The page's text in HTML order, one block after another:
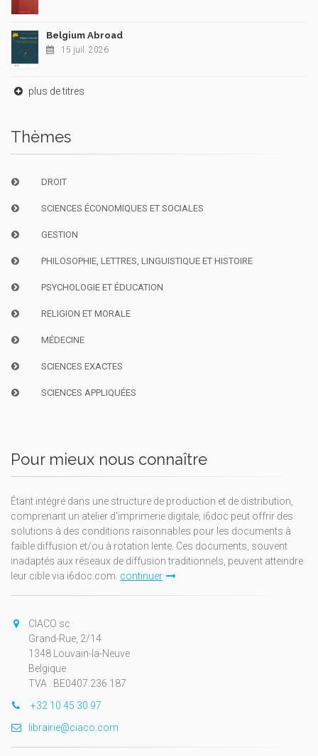
Belgium Abroad
15 juil. 2026
plus de titres
Thèmes
DROIT
SCIENCES ÉCONOMIQUES ET SOCIALES
GESTION
PHILOSOPHIE, LETTRES, LINGUISTIQUE ET HISTOIRE
PSYCHOLOGIE ET ÉDUCATION
RELIGION ET MORALE
MÉDECINE
SCIENCES EXACTES
SCIENCES APPLIQUÉES
Pour mieux nous connaître
Étant intégré dans une structure de production et de distribution,
comprenant un atelier d'imprimerie digitale, i6doc peut offrir des
solutions à des conditions raisonnables pour les documents à
faible diffusion et/ou à rotation lente. Ces documents, souvent
inadaptés aux réseaux de diffusion traditionnels, peuvent atteindre
leur cible via i6doc.com. continuer
CIACO sc
Grand-Rue, 2/14
1348 Louvain-la-Neuve
Belgique
TVA : BE0407.236.187
+32 10 45 30 97
librairie@ciaco.com